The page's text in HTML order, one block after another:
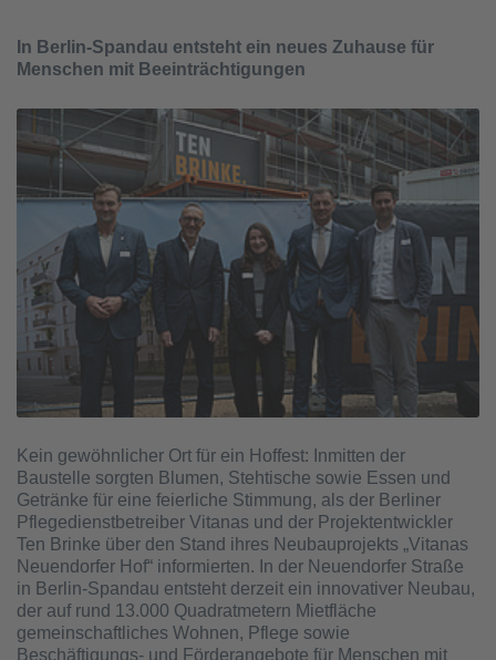
In Berlin-Spandau entsteht ein neues Zuhause für
Menschen mit Beeinträchtigungen
Kein gewöhnlicher Ort für ein Hoffest: Inmitten der
Baustelle sorgten Blumen, Stehtische sowie Essen und
Getränke für eine feierliche Stimmung, als der Berliner
Pflegedienstbetreiber Vitanas und der Projektentwickler
Ten Brinke über den Stand ihres Neubauprojekts „Vitanas
Neuendorfer Hof“ informierten. In der Neuendorfer Straße
in Berlin-Spandau entsteht derzeit ein innovativer Neubau,
der auf rund 13.000 Quadratmetern Mietfläche
gemeinschaftliches Wohnen, Pflege sowie
Beschäftigungs- und Förderangebote für Menschen mit